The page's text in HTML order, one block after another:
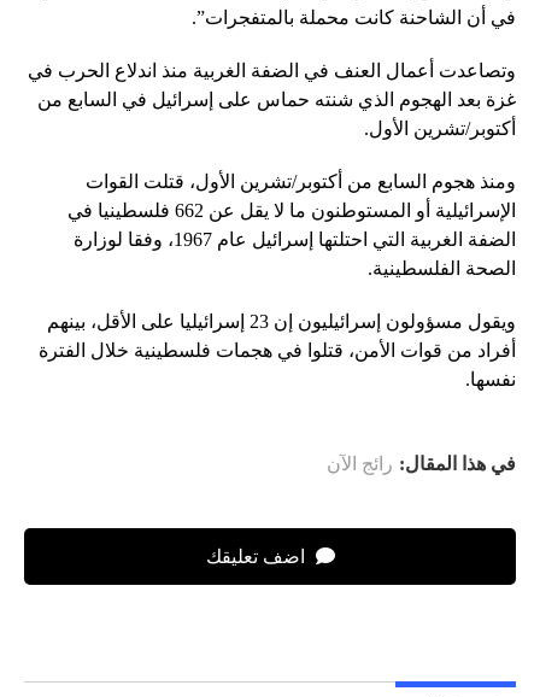
في أن الشاحنة كانت محملة بالمتفجرات”.
وتصاعدت أعمال العنف في الضفة الغربية منذ اندلاع الحرب في
غزة بعد الهجوم الذي شنته حماس على إسرائيل في السابع من
أكتوبر/تشرين الأول.
ومنذ هجوم السابع من أكتوبر/تشرين الأول، قتلت القوات
الإسرائيلية أو المستوطنون ما لا يقل عن 662 فلسطينيا في
الضفة الغربية التي احتلتها إسرائيل عام 1967، وفقا لوزارة
الصحة الفلسطينية.
ويقول مسؤولون إسرائيليون إن 23 إسرائيليا على الأقل، بينهم
أفراد من قوات الأمن، قتلوا في هجمات فلسطينية خلال الفترة
نفسها.
في هذا المقال: رائج الآن
اضف تعليقك